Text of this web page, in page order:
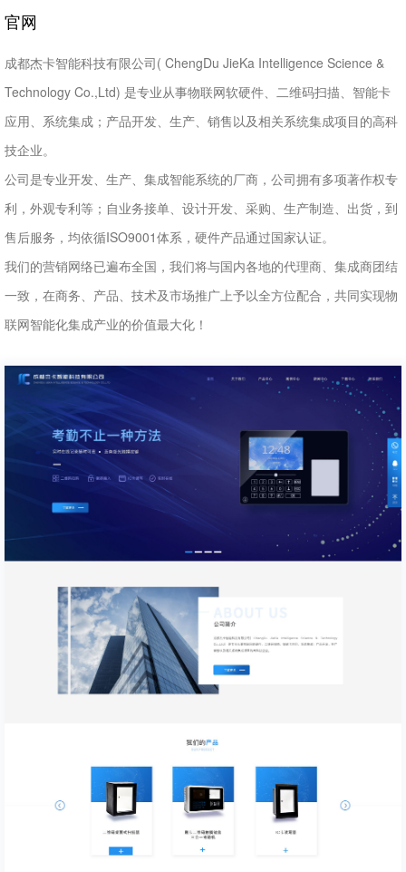
官网
成都杰卡智能科技有限公司( ChengDu JieKa Intelligence Science &
Technology Co.,Ltd) 是专业从事物联网软硬件、二维码扫描、智能卡
应用、系统集成；产品开发、生产、销售以及相关系统集成项目的高科
技企业。
公司是专业开发、生产、集成智能系统的厂商，公司拥有多项著作权专
利，外观专利等；自业务接单、设计开发、采购、生产制造、出货，到
售后服务，均依循ISO9001体系，硬件产品通过国家认证。
我们的营销网络已遍布全国，我们将与国内各地的代理商、集成商团结
一致，在商务、产品、技术及市场推广上予以全方位配合，共同实现物
联网智能化集成产业的价值最大化！